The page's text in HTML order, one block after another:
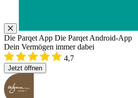
Die Parqet App Die Parqet Android-App
Dein Vermögen immer dabei
4,7
Jetzt öffnen